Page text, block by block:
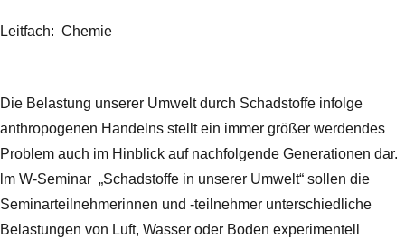
Leitfach: Chemie
Die Belastung unserer Umwelt durch Schadstoffe infolge
anthropogenen Handelns stellt ein immer größer werdendes
Problem auch im Hinblick auf nachfolgende Generationen dar.
lm W-Seminar „Schadstoffe in unserer Umwelt“ sollen die
Seminarteilnehmerinnen und -teilnehmer unterschiedliche
Belastungen von Luft, Wasser oder Boden experimentell